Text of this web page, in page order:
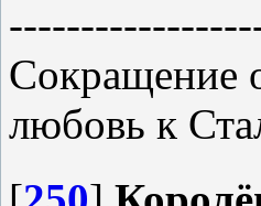
Сокращение
любовь к